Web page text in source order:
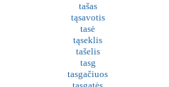
tašas
tąsavotis
tasė
tąseklis
tašelis
tasg
tasgačiuos